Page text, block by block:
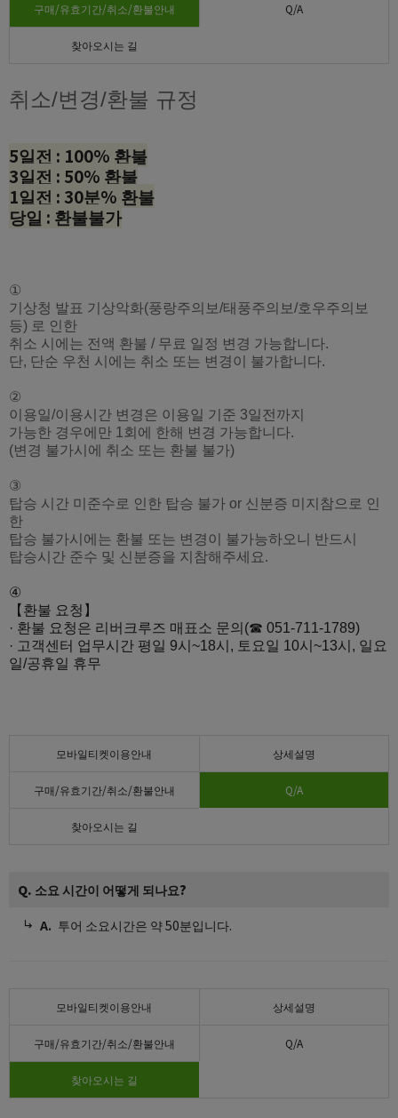
구매/유효기간/취소/환불안내 Q/A
찾아오시는 길
취소/변경/환불 규정
5일전 : 100% 환불
3일전 : 50% 환불
1일전 : 30분% 환불
당일 : 환불불가
①
기상청 발표 기상악화(풍랑주의보/태풍주의보/호우주의보
등) 로 인한
취소 시에는 전액 환불 / 무료 일정 변경 가능합니다.
단, 단순 우천 시에는 취소 또는 변경이 불가합니다.
②
이용일/이용시간 변경은 이용일 기준 3일전까지
가능한 경우에만 1회에 한해 변경 가능합니다.
(변경 불가시에 취소 또는 환불 불가)
③
탑승 시간 미준수로 인한 탑승 불가 or 신분증 미지참으로 인
한
탑승 불가시에는 환불 또는 변경이 불가능하오니 반드시
탑승시간 준수 및 신분증을 지참해주세요.
④
【환불 요청】
· 환불 요청은 리버크루즈 매표소 문의(☎ 051-711-1789)
· 고객센터 업무시간 평일 9시~18시, 토요일 10시~13시, 일요
일/공휴일 휴무​
모바일티켓이용안내 상세설명
구매/유효기간/취소/환불안내 Q/A
찾아오시는 길
Q. 소요 시간이 어떻게 되나요?
투어 소요시간은 약 50분입니다.
모바일티켓이용안내 상세설명
구매/유효기간/취소/환불안내 Q/A
찾아오시는 길